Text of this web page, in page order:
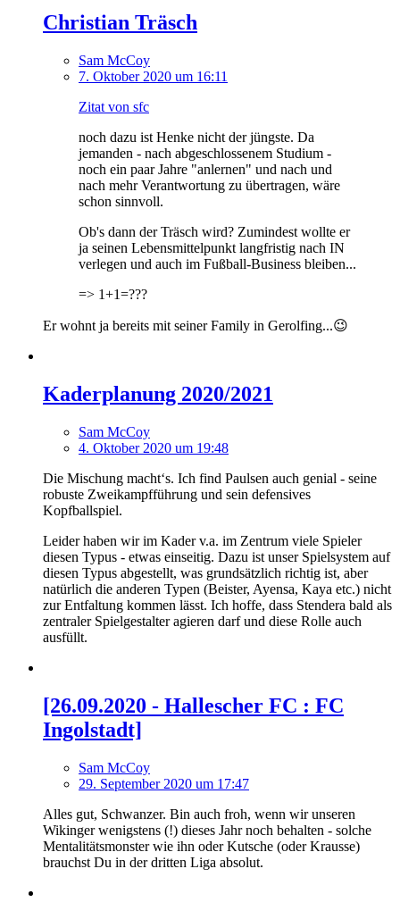
Christian Träsch
Sam McCoy
7. Oktober 2020 um 16:11
Zitat von sfc
noch dazu ist Henke nicht der jüngste. Da
jemanden - nach abgeschlossenem Studium -
noch ein paar Jahre "anlernen" und nach und
nach mehr Verantwortung zu übertragen, wäre
schon sinnvoll.
Ob's dann der Träsch wird? Zumindest wollte er
ja seinen Lebensmittelpunkt langfristig nach IN
verlegen und auch im Fußball-Business bleiben...
=> 1+1=???
Er wohnt ja bereits mit seiner Family in Gerolfing...😉
Kaderplanung 2020/2021
Sam McCoy
4. Oktober 2020 um 19:48
Die Mischung macht‘s. Ich find Paulsen auch genial - seine
robuste Zweikampfführung und sein defensives
Kopfballspiel.
Leider haben wir im Kader v.a. im Zentrum viele Spieler
diesen Typus - etwas einseitig. Dazu ist unser Spielsystem auf
diesen Typus abgestellt, was grundsätzlich richtig ist, aber
natürlich die anderen Typen (Beister, Ayensa, Kaya etc.) nicht
zur Entfaltung kommen lässt. Ich hoffe, dass Stendera bald als
zentraler Spielgestalter agieren darf und diese Rolle auch
ausfüllt.
[26.09.2020 - Hallescher FC : FC
Ingolstadt]
Sam McCoy
29. September 2020 um 17:47
Alles gut, Schwanzer. Bin auch froh, wenn wir unseren
Wikinger wenigstens (!) dieses Jahr noch behalten - solche
Mentalitätsmonster wie ihn oder Kutsche (oder Krausse)
brauchst Du in der dritten Liga absolut.